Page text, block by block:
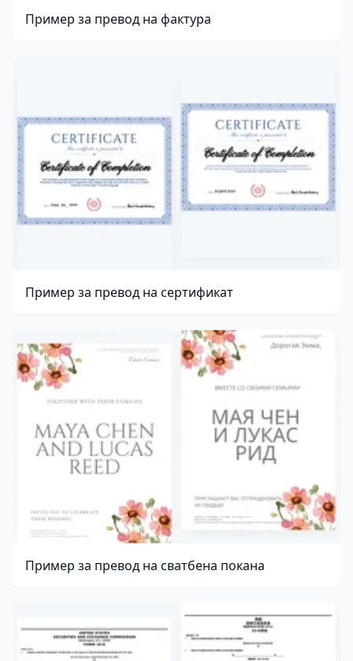
Пример за превод на фактура
Пример за превод на сертификат
Пример за превод на сватбена покана